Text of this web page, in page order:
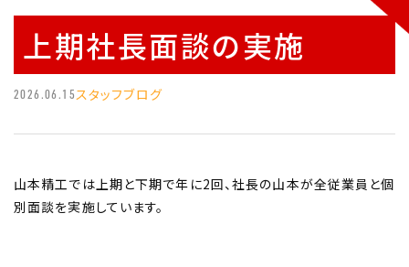
上期社長面談の実施
2026.06.15スタッフブログ
山本精工では上期と下期で年に2回、社長の山本が全従業員と個
別面談を実施しています。